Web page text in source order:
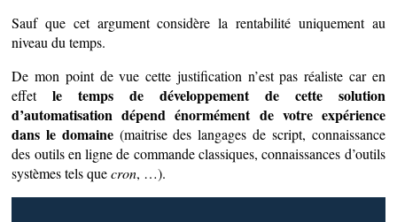
Sauf que cet argument considère la rentabilité uniquement au
niveau du temps.
De mon point de vue cette justification n’est pas réaliste car en
effetle temps de développement de cette solution
d’automatisation dépend énormément de votre expérience
dans le domaine(maitrise des langages de script, connaissance
des outils en ligne de commande classiques, connaissances d’outils
systèmes tels quecron, …).